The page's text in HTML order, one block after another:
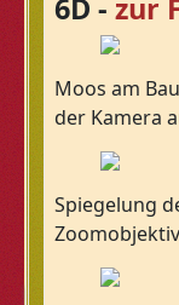
6D -zur
Moos am
der Kamera
Spiegelung